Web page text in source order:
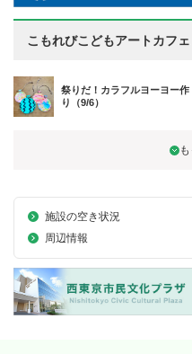
こもれびこどもアートカフェ
祭りだ！カラフルヨーヨー作
り（9/6）
施設の空き状況
周辺情報